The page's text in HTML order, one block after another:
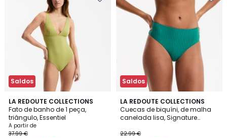
Saldos
LA REDOUTE COLLECTIONS
Fato de banho de 1 peça,
triângulo, Essentiel
A partir de
37.99 €
4,3
/ 5
3
Cores
Saldos
LA REDOUTE COLLECTIONS
Cuecas de biquíni, de malha
canelada lisa, Signature
22.99 €
2
Cores